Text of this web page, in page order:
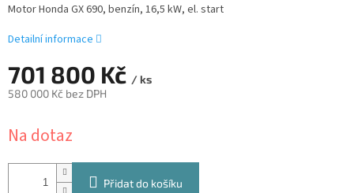
701 800 Kč / ks
580 000 Kč bez DPH
cena:
Na dotaz
Přidat do košíku
Motor Honda GX 690, benzín, 16,5 kW, el. start
Detailní informace